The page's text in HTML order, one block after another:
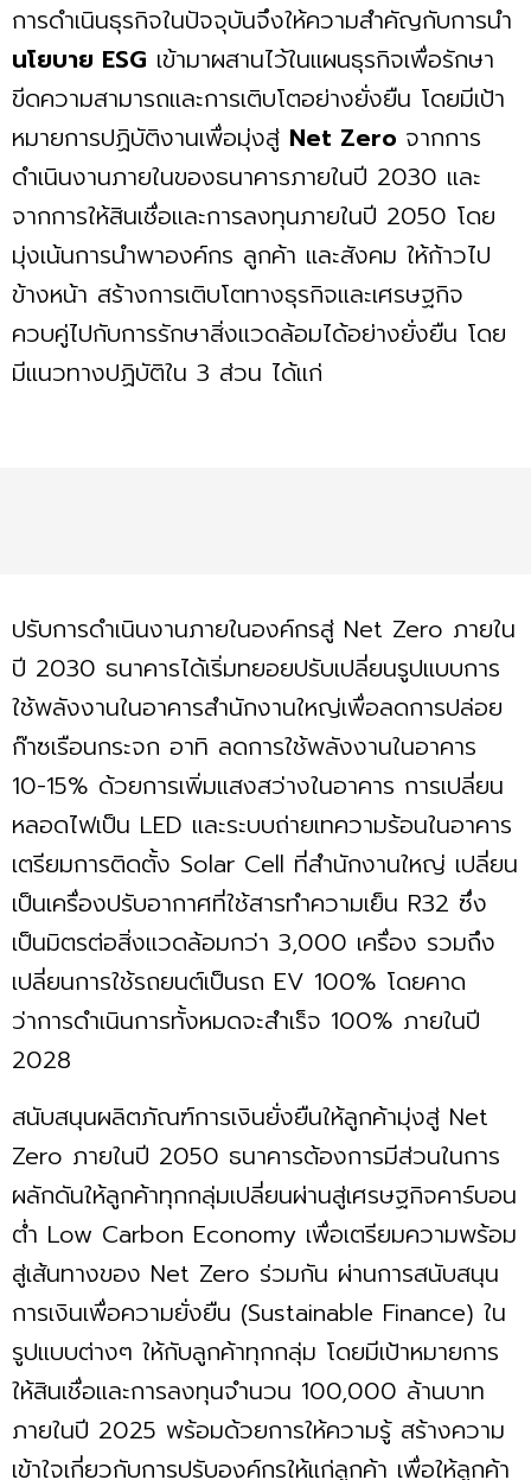
การดำเนินธุรกิจในปัจจุบันจึงให้ความสำคัญกับการนำ
นโยบาย ESG เข้ามาผสานไว้ในแผนธุรกิจเพื่อรักษา
ขีดความสามารถและการเติบโตอย่างยั่งยืน โดยมีเป้า
หมายการปฏิบัติงานเพื่อมุ่งสู่ Net Zero จากการ
ดำเนินงานภายในของธนาคารภายในปี 2030 และ
จากการให้สินเชื่อและการลงทุนภายในปี 2050 โดย
มุ่งเน้นการนำพาองค์กร ลูกค้า และสังคม ให้ก้าวไป
ข้างหน้า สร้างการเติบโตทางธุรกิจและเศรษฐกิจ
ควบคู่ไปกับการรักษาสิ่งแวดล้อมได้อย่างยั่งยืน โดย
มีแนวทางปฏิบัติใน 3 ส่วน ได้แก่
ปรับการดำเนินงานภายในองค์กรสู่ Net Zero ภายใน
ปี 2030 ธนาคารได้เริ่มทยอยปรับเปลี่ยนรูปแบบการ
ใช้พลังงานในอาคารสำนักงานใหญ่เพื่อลดการปล่อย
ก๊าซเรือนกระจก อาทิ ลดการใช้พลังงานในอาคาร
10-15% ด้วยการเพิ่มแสงสว่างในอาคาร การเปลี่ยน
หลอดไฟเป็น LED และระบบถ่ายเทความร้อนในอาคาร
เตรียมการติดตั้ง Solar Cell ที่สำนักงานใหญ่ เปลี่ยน
เป็นเครื่องปรับอากาศที่ใช้สารทำความเย็น R32 ซึ่ง
เป็นมิตรต่อสิ่งแวดล้อมกว่า 3,000 เครื่อง รวมถึง
เปลี่ยนการใช้รถยนต์เป็นรถ EV 100% โดยคาด
ว่าการดำเนินการทั้งหมดจะสำเร็จ 100% ภายในปี
2028
สนับสนุนผลิตภัณฑ์การเงินยั่งยืนให้ลูกค้ามุ่งสู่ Net
Zero ภายในปี 2050 ธนาคารต้องการมีส่วนในการ
ผลักดันให้ลูกค้าทุกกลุ่มเปลี่ยนผ่านสู่เศรษฐกิจคาร์บอน
ต่ำ Low Carbon Economy เพื่อเตรียมความพร้อม
สู่เส้นทางของ Net Zero ร่วมกัน ผ่านการสนับสนุน
การเงินเพื่อความยั่งยืน (Sustainable Finance) ใน
รูปแบบต่างๆ ให้กับลูกค้าทุกกลุ่ม โดยมีเป้าหมายการ
ให้สินเชื่อและการลงทุนจำนวน 100,000 ล้านบาท
ภายในปี 2025 พร้อมด้วยการให้ความรู้ สร้างความ
เข้าใจเกี่ยวกับการปรับองค์กรให้แก่ลูกค้า เพื่อให้ลูกค้า